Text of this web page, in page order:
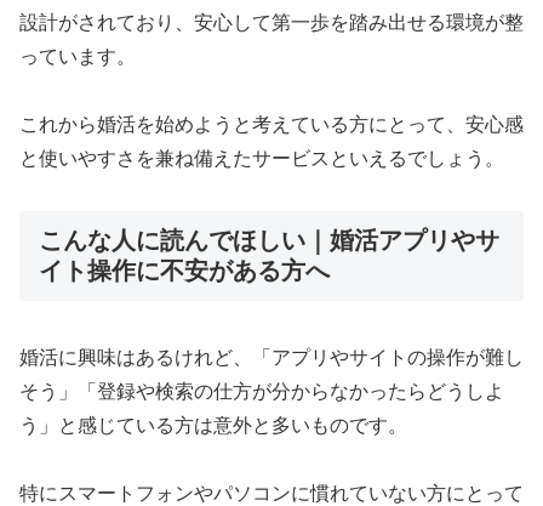
設計がされており、安心して第一歩を踏み出せる環境が整
っています。
これから婚活を始めようと考えている方にとって、安心感
と使いやすさを兼ね備えたサービスといえるでしょう。
こんな人に読んでほしい｜婚活アプリやサ
イト操作に不安がある方へ
婚活に興味はあるけれど、「アプリやサイトの操作が難し
そう」「登録や検索の仕方が分からなかったらどうしよ
う」と感じている方は意外と多いものです。
特にスマートフォンやパソコンに慣れていない方にとって